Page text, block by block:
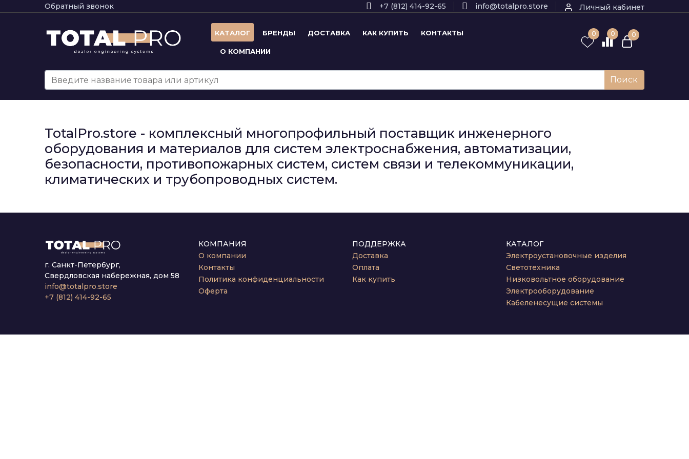
Обратный звонок +7 (812) 414-92-65 info@totalpro.store Личный кабинет
КАТАЛОГ БРЕНДЫ ДОСТАВКА КАК КУПИТЬ КОНТАКТЫ
О КОМПАНИИ
0 0 0
Поиск
TotalPro.store - комплексный многопрофильный поставщик инженерного
оборудования и материалов для систем электроснабжения, автоматизации,
безопасности, противопожарных систем, систем связи и телекоммуникации,
климатических и трубопроводных систем.
г. Санкт-Петербург,
Свердловская набережная, дом 58
info@totalpro.store
+7 (812) 414-92-65
КОМПАНИЯ
О компании
Контакты
Политика конфиденциальности
Оферта
ПОДДЕРЖКА
Доставка
Оплата
Как купить
КАТАЛОГ
Электроустановочные изделия
Светотехника
Низковольтное оборудование
Электрооборудование
Кабеленесущие системы